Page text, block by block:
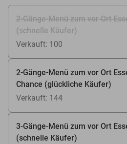
2-Gänge-Menü zum vor Ort
(schnelle Käufer)
Verkauft: 100
2-Gänge-Menü zum vor Ort
Chance (glückliche Käufer)
Verkauft: 144
3-Gänge-Menü zum vor Ort
(schnelle Käufer)